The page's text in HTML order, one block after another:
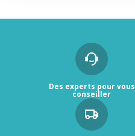
Des experts pour vous
conseiller